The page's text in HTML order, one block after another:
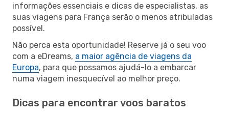
informações essenciais e dicas de especialistas, as
suas viagens para França serão o menos atribuladas
possível.
Não perca esta oportunidade! Reserve já o seu voo
com a eDreams, a maior agência de viagens da
Europa, para que possamos ajudá-lo a embarcar
numa viagem inesquecível ao melhor preço.
Dicas para encontrar voos baratos